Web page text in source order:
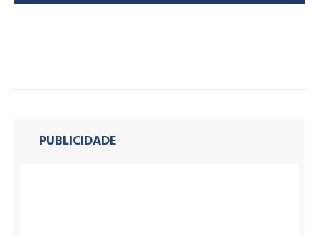
PUBLICIDADE